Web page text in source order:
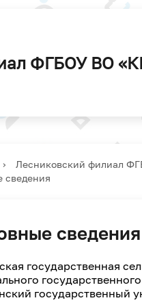
сессии
ФГБОУ ВО
› Лесниковский филиал
сведения
сведения
государственная
государственный